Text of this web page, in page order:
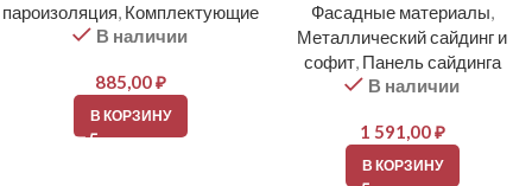
пароизоляция, Комплектующие
В наличии
885,00₽
В КОРЗИНУ
Фасадные материалы,
Металлический сайдинг и
софит, Панель сайдинга
В наличии
1 591,00₽
В КОРЗИНУ